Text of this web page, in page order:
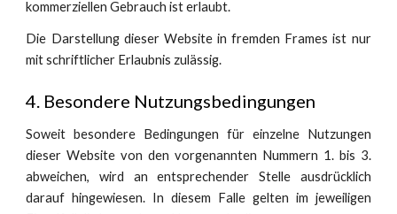
kommerziellen Gebrauch ist erlaubt.
Die Darstellung dieser Website in fremden Frames ist nur
mit schriftlicher Erlaubnis zulässig.
4. Besondere Nutzungsbedingungen
Soweit besondere Bedingungen für einzelne Nutzungen
dieser Website von den vorgenannten Nummern 1. bis 3.
abweichen, wird an entsprechender Stelle ausdrücklich
darauf hingewiesen. In diesem Falle gelten im jeweiligen